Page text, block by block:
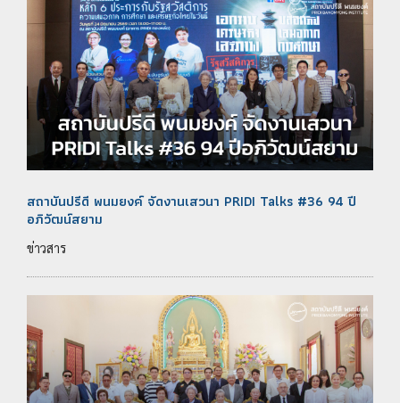
สถาบันปรีดี พนมยงค์ จัดงานเสวนา PRIDI Talks #36 94 ปี
อภิวัฒน์สยาม
ข่าวสาร